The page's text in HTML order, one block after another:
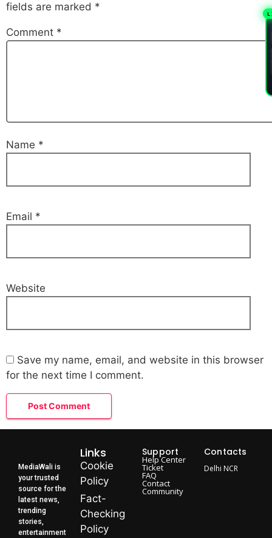
fields are marked *
Comment *
Name *
Email *
Website
Save my name, email, and website in this browser
for the next time I comment.
MediaWali is
your trusted
source for the
latest news,
trending
stories,
entertainment
Links
Cookie
Policy
Fact-
Checking
Policy
Support
Help Center
Ticket
FAQ
Contact
Community
Contacts
Delhi NCR